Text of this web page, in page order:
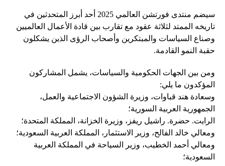
سيضم منتدى فورتشن العالمي 2025 أحد أبرز المتحدثين في
تاريخه الممتد لثلاثة عقود مع تقارب بين قادة الأعمال العالميين
وصناع السياسات والمبتكرين وأصحاب الرؤى الذين يشكلون
حقبة النمو القادمة.
ومن بين الجهات الحكومية والسياسات، يشمل المشاركون
المؤكدون ما يلي:
وسعادة هند قباوات، وزيرة الشؤون الاجتماعية والعمل،
الجمهورية العربية السورية؛
الرايت. حضرة. راشيل ريفز، وزيرة الخزانة، المملكة المتحدة؛
ومعالي خالد الفالح، وزير الاستثمار، المملكة العربية السعودية؛
ومعالي أحمد الخطيب، وزير السياحة في المملكة العربية
السعودية؛